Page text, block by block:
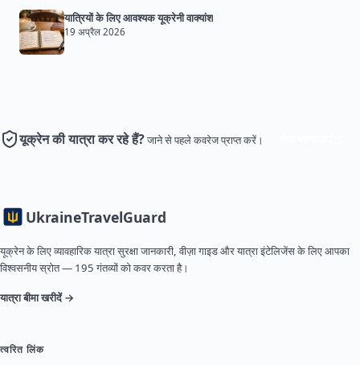
यात्रियों के लिए आवश्यक यूक्रेनी वाक्यांश
19 अप्रैल 2026
यूक्रेन की यात्रा कर रहे हैं?जाने से पहले कवरेज प्राप्त करें।
UkraineTravelGuard
यूक्रेन के लिए व्यावहारिक यात्रा सुरक्षा जानकारी, वीज़ा गाइड और यात्रा इंटेलिजेंस के लिए आपका
विश्वसनीय स्रोत — 195 गंतव्यों को कवर करता है।
यात्रा बीमा खरीदें →
त्वरित लिंक